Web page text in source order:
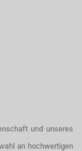
und unseres
an hochwertigen